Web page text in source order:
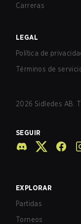
Carreras
LEGAL
Política de
Términos de
2026 Sidledes AB.
SEGUIR
EXPLORAR
Partidas
Torneos